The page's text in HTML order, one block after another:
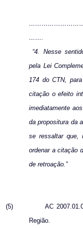
…….
“4. Nesse
pela Lei
174 do CTN,
citação o efeito
imediatamente
da propositura da
se ressaltar que,
ordenar a citação
de retroação.”
(5)
AC
Região.